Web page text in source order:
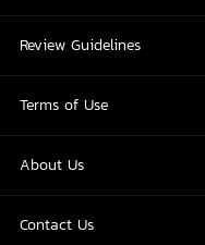
Review Guidelines
Terms of Use
About Us
Contact Us